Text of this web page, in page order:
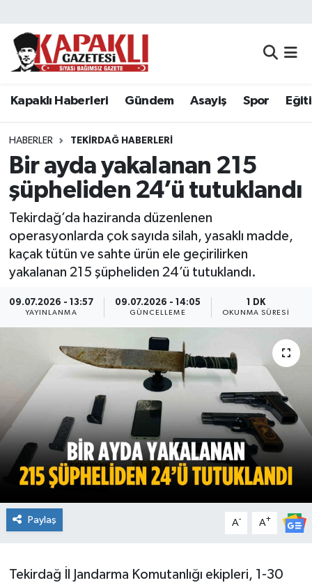
Kapaklı Haberleri Gündem Asayiş Spor
HABERLER TEKIRDAĞ HABERLERI
Bir ayda yakalanan 215
şüpheliden 24’ü tutuklandı
Tekirdağ’da haziranda düzenlenen
operasyonlarda çok sayıda silah, yasaklı madde,
kaçak tütün ve sahte ürün ele geçirilirken
yakalanan 215 şüpheliden 24’ü tutuklandı.
09.07.2026 - 13:57
YAYINLANMA
09.07.2026 - 14:05
GÜNCELLEME
1 DK
OKUNMA SÜRESI
Paylaş A- A+
Tekirdağ İl Jandarma Komutanlığı ekipleri, 1-30
Kapaklı Haberleri
Asayiş
Spor
Eğitim
Siyaset
Resmi Reklamlar
Tekirdağ
Sağlık
Teknoloji
Yaşam
Tekirdağ Nöbetçi Eczaneler
Tekirdağ Namaz Vakitleri
Tekirdağ Trafik Yoğunluk Haritası
Süper Lig Puan Durumu ve Fikstür
Tüm Manşetler
Son Dakika Haberleri
Haber Arşivi